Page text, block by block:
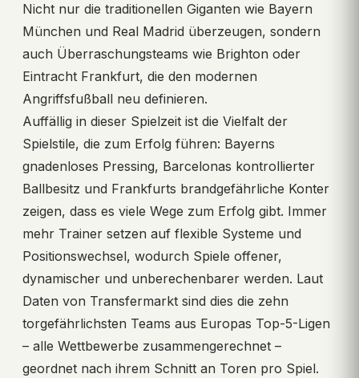
Nicht nur die traditionellen Giganten wie Bayern
München und Real Madrid überzeugen, sondern
auch Überraschungsteams wie Brighton oder
Eintracht Frankfurt, die den modernen
Angriffsfußball neu definieren.
Auffällig in dieser Spielzeit ist die Vielfalt der
Spielstile, die zum Erfolg führen: Bayerns
gnadenloses Pressing, Barcelonas kontrollierter
Ballbesitz und Frankfurts brandgefährliche Konter
zeigen, dass es viele Wege zum Erfolg gibt. Immer
mehr Trainer setzen auf flexible Systeme und
Positionswechsel, wodurch Spiele offener,
dynamischer und unberechenbarer werden. Laut
Daten von Transfermarkt sind dies die zehn
torgefährlichsten Teams aus Europas Top-5-Ligen
– alle Wettbewerbe zusammengerechnet –
geordnet nach ihrem Schnitt an Toren pro Spiel.